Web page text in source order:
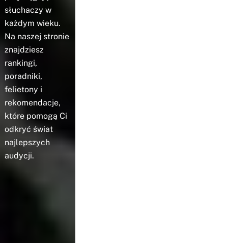
słuchaczy w
każdym wieku.
Na naszej stronie
znajdziesz
rankingi,
poradniki,
felietony i
rekomendacje,
które pomogą Ci
odkryć świat
najlepszych
audycji.